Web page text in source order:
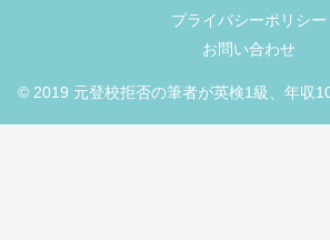
プライバシーポリシー
お問い合わせ
© 2019 元登校拒否の筆者が英検1級、年収